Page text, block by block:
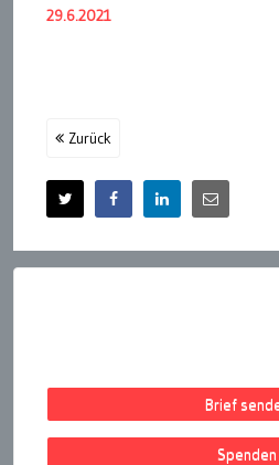
29.6.2021
Zurück
Brief
Spenden